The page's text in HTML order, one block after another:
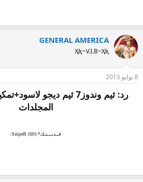
GENERAL AMERICA
Ҳ̸ҳ~V.I.B~Ҳ̸ҳ
8 يوليو 2013
رد: ثيم وندوز7 ثيم ديجو
المجلدات
فــديـــتـك*:SnipeR (60):